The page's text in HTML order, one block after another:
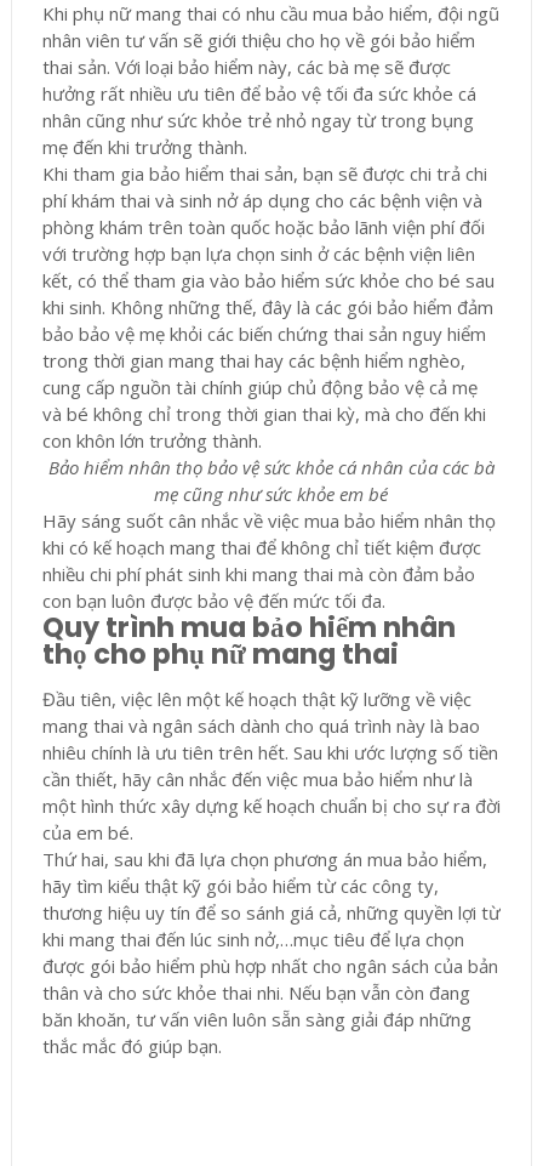
Khi phụ nữ mang thai có nhu cầu mua bảo hiểm, đội ngũ
nhân viên tư vấn sẽ giới thiệu cho họ về gói bảo hiểm
thai sản. Với loại bảo hiểm này, các bà mẹ sẽ được
hưởng rất nhiều ưu tiên để bảo vệ tối đa sức khỏe cá
nhân cũng như sức khỏe trẻ nhỏ ngay từ trong bụng
mẹ đến khi trưởng thành.
Khi tham gia bảo hiểm thai sản, bạn sẽ được chi trả chi
phí khám thai và sinh nở áp dụng cho các bệnh viện và
phòng khám trên toàn quốc hoặc bảo lãnh viện phí đối
với trường hợp bạn lựa chọn sinh ở các bệnh viện liên
kết, có thể tham gia vào bảo hiểm sức khỏe cho bé sau
khi sinh. Không những thế, đây là các gói bảo hiểm đảm
bảo bảo vệ mẹ khỏi các biến chứng thai sản nguy hiểm
trong thời gian mang thai hay các bệnh hiểm nghèo,
cung cấp nguồn tài chính giúp chủ động bảo vệ cả mẹ
và bé không chỉ trong thời gian thai kỳ, mà cho đến khi
con khôn lớn trưởng thành.
Bảo hiểm nhân thọ bảo vệ sức khỏe cá nhân của các bà
mẹ cũng như sức khỏe em bé
Hãy sáng suốt cân nhắc về việc mua bảo hiểm nhân thọ
khi có kế hoạch mang thai để không chỉ tiết kiệm được
nhiều chi phí phát sinh khi mang thai mà còn đảm bảo
con bạn luôn được bảo vệ đến mức tối đa.
Quy trình mua bảo hiểm nhân
thọ cho phụ nữ mang thai
Đầu tiên, việc lên một kế hoạch thật kỹ lưỡng về việc
mang thai và ngân sách dành cho quá trình này là bao
nhiêu chính là ưu tiên trên hết. Sau khi ước lượng số tiền
cần thiết, hãy cân nhắc đến việc mua bảo hiểm như là
một hình thức xây dựng kế hoạch chuẩn bị cho sự ra đời
của em bé.
Thứ hai, sau khi đã lựa chọn phương án mua bảo hiểm,
hãy tìm kiểu thật kỹ gói bảo hiểm từ các công ty,
thương hiệu uy tín để so sánh giá cả, những quyền lợi từ
khi mang thai đến lúc sinh nở,…mục tiêu để lựa chọn
được gói bảo hiểm phù hợp nhất cho ngân sách của bản
thân và cho sức khỏe thai nhi. Nếu bạn vẫn còn đang
băn khoăn, tư vấn viên luôn sẵn sàng giải đáp những
thắc mắc đó giúp bạn.